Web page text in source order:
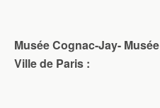
Musée Cognac-Jay-
Ville de Paris :